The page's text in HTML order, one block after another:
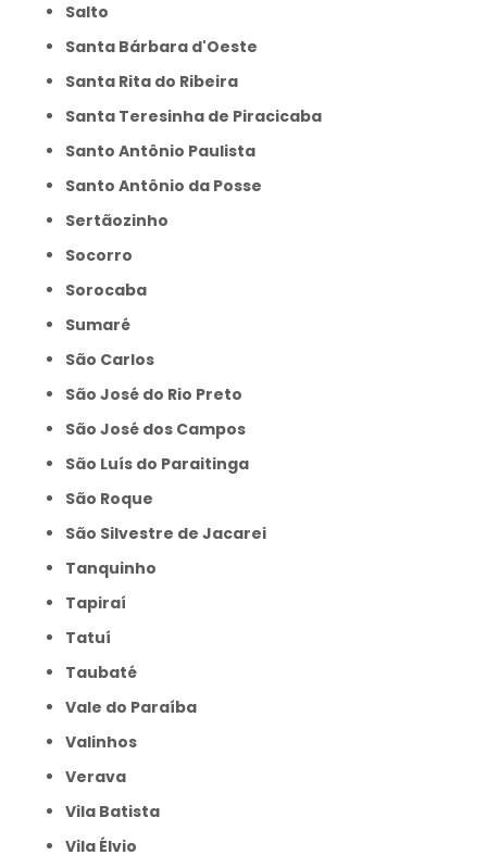
Salto
Santa Bárbara d'Oeste
Santa Rita do Ribeira
Santa Teresinha de Piracicaba
Santo Antônio Paulista
Santo Antônio da Posse
Sertãozinho
Socorro
Sorocaba
Sumaré
São Carlos
São José do Rio Preto
São José dos Campos
São Luís do Paraitinga
São Roque
São Silvestre de Jacarei
Tanquinho
Tapiraí
Tatuí
Taubaté
Vale do Paraíba
Valinhos
Verava
Vila Batista
Vila Élvio